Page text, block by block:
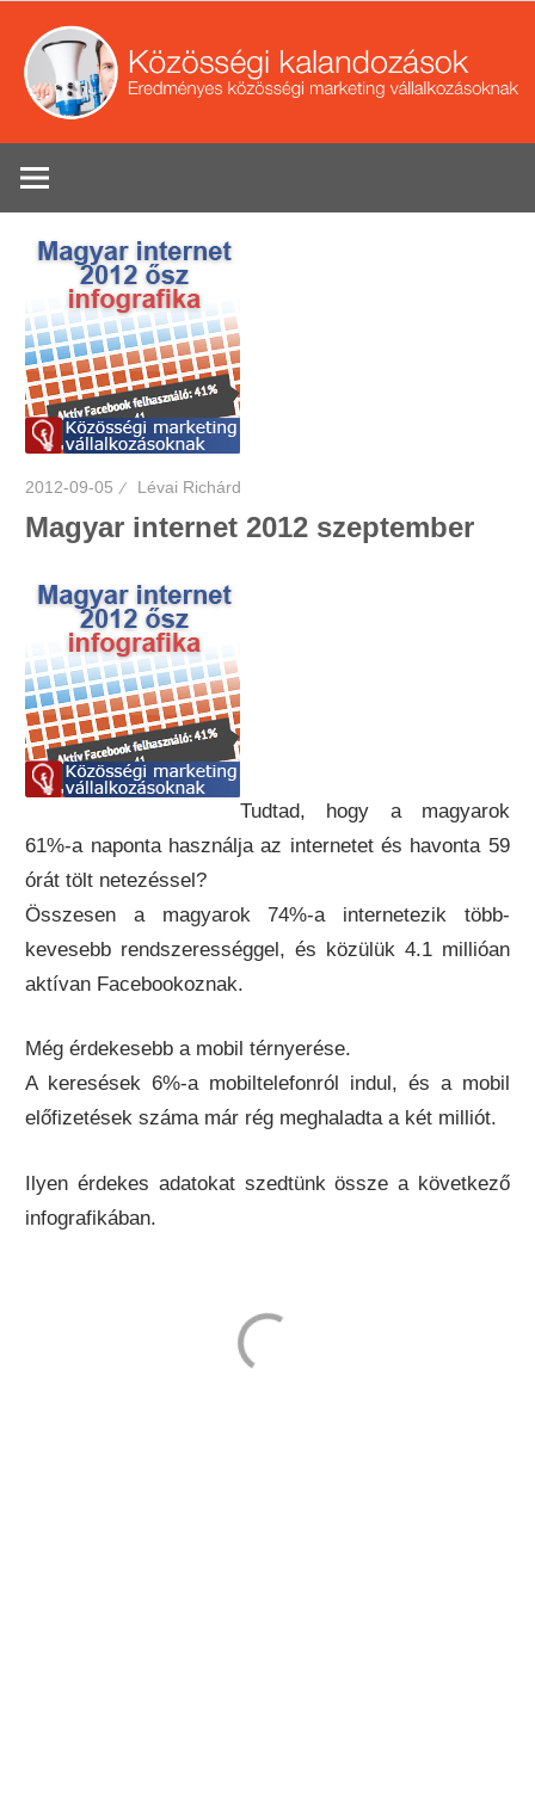
content
közösségi
tippek
vállalkozások
2012-09-05 Lévai Richárd
Magyar internet 2012 szeptember
Tudtad, hogy a magyarok
61%-a naponta használja az internetet és havonta 59
órát tölt netezéssel?
Összesen a magyarok 74%-a internetezik több-
kevesebb rendszerességgel, és közülük 4.1 millióan
aktívan Facebookoznak.
Még érdekesebb a mobil térnyerése.
A keresések 6%-a mobiltelefonról indul, és a mobil
előfizetések száma már rég meghaladta a két milliót.
Ilyen érdekes adatokat szedtünk össze a következő
infografikában.